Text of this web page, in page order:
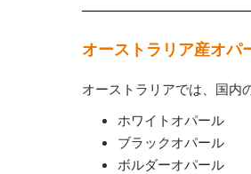
オーストラリア産オパ
オーストラリアでは、国内
ホワイトオパール
ブラックオパール
ボルダーオパール